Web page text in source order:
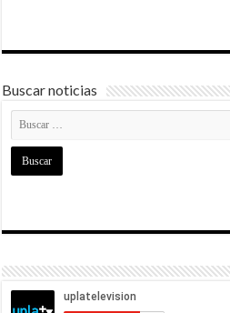
Buscar noticias